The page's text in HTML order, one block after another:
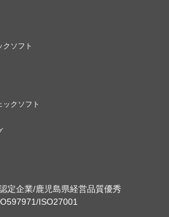
クソフト
ックソフト